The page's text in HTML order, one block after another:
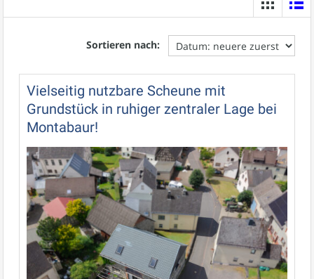
Sortieren nach:
Vielseitig nutzbare Scheune mit
Grundstück in ruhiger zentraler Lage bei
Montabaur!